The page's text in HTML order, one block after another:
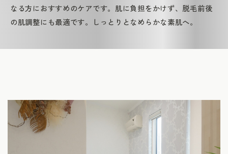
なる方におすすめのケアです。肌に負担をかけず、脱毛前後
の肌調整にも最適です。しっとりとなめらかな素肌へ。